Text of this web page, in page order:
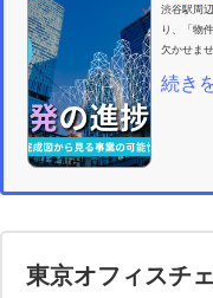
渋谷駅周
り、「物
欠かせま
続き
東京オフィスチ